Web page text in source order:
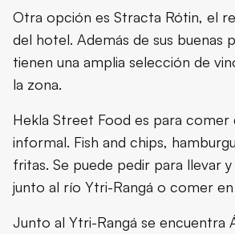
Otra opción es Stracta Rótin, el
del hotel. Además de sus buenas
tienen una amplia selección de
la zona.
Hekla Street Food es para comer
informal. Fish and chips,
fritas. Se puede pedir para llevar
junto al río Ytri-Rangá o comer
Junto al Ytri-Rangá se encuentra